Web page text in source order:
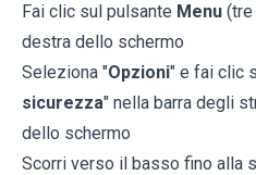
Fai clic sul pulsante Menu (tre
destra dello schermo
Seleziona "Opzioni" e fai clic
sicurezza" nella barra degli
dello schermo
Scorri verso il basso fino alla